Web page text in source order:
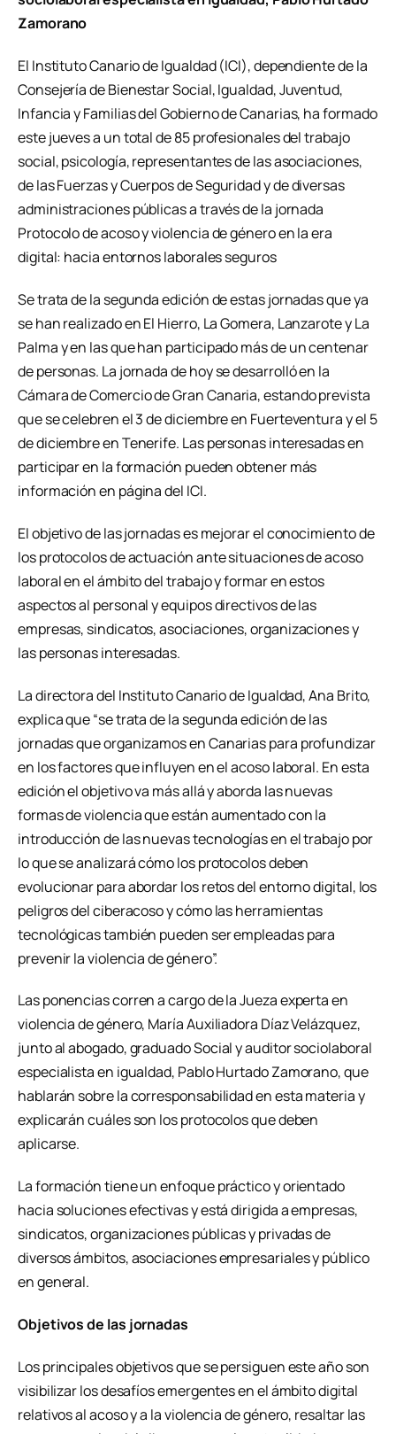
Zamorano
El Instituto Canario de Igualdad (ICI), dependiente de la
Consejería de Bienestar Social, Igualdad, Juventud,
Infancia y Familias del Gobierno de Canarias, ha formado
este jueves a un total de 85 profesionales del trabajo
social, psicología, representantes de las asociaciones,
de las Fuerzas y Cuerpos de Seguridad y de diversas
administraciones públicas a través de la jornada
Protocolo de acoso y violencia de género en la era
digital: hacia entornos laborales seguros
Se trata de la segunda edición de estas jornadas que ya
se han realizado en El Hierro, La Gomera, Lanzarote y La
Palma y en las que han participado más de un centenar
de personas. La jornada de hoy se desarrolló en la
Cámara de Comercio de Gran Canaria, estando prevista
que se celebren el 3 de diciembre en Fuerteventura y el 5
de diciembre en Tenerife. Las personas interesadas en
participar en la formación pueden obtener más
información en página del ICI.
El objetivo de las jornadas es mejorar el conocimiento de
los protocolos de actuación ante situaciones de acoso
laboral en el ámbito del trabajo y formar en estos
aspectos al personal y equipos directivos de las
empresas, sindicatos, asociaciones, organizaciones y
las personas interesadas.
La directora del Instituto Canario de Igualdad, Ana Brito,
explica que “se trata de la segunda edición de las
jornadas que organizamos en Canarias para profundizar
en los factores que influyen en el acoso laboral. En esta
edición el objetivo va más allá y aborda las nuevas
formas de violencia que están aumentado con la
introducción de las nuevas tecnologías en el trabajo por
lo que se analizará cómo los protocolos deben
evolucionar para abordar los retos del entorno digital, los
peligros del ciberacoso y cómo las herramientas
tecnológicas también pueden ser empleadas para
prevenir la violencia de género”.
Las ponencias corren a cargo de la Jueza experta en
violencia de género, María Auxiliadora Díaz Velázquez,
junto al abogado, graduado Social y auditor sociolaboral
especialista en igualdad, Pablo Hurtado Zamorano, que
hablarán sobre la corresponsabilidad en esta materia y
explicarán cuáles son los protocolos que deben
aplicarse.
La formación tiene un enfoque práctico y orientado
hacia soluciones efectivas y está dirigida a empresas,
sindicatos, organizaciones públicas y privadas de
diversos ámbitos, asociaciones empresariales y público
en general.
Objetivos de las jornadas
Los principales objetivos que se persiguen este año son
visibilizar los desafíos emergentes en el ámbito digital
relativos al acoso y a la violencia de género, resaltar las